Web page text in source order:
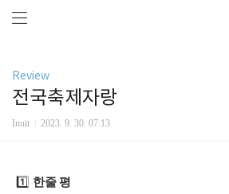
Review
전국축제자랑
Inuit 2023. 9. 30. 07:13
1️⃣ 한줄평